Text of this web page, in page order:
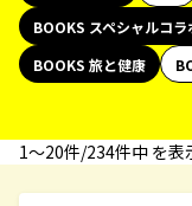
BOOKS スペシャルコラ
BOOKS 旅と健康
1〜20件/234件中 を表